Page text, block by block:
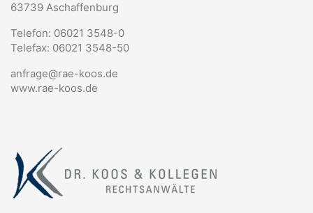
63739 Aschaffenburg
Telefon: 06021 3548-0
Telefax: 06021 3548-50
anfrage@rae-koos.de
www.rae-koos.de